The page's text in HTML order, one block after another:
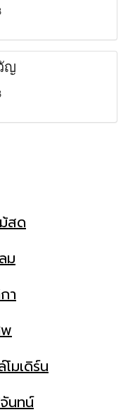
ญ
สด
ม
า
มเดิร์น
นทน์